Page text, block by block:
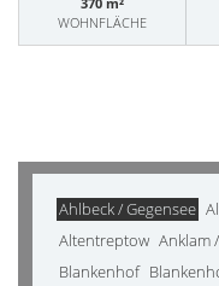
WOHNFLÄCHE
Ahlbeck / Gegensee
Altentreptow Anklam
Blankenhof